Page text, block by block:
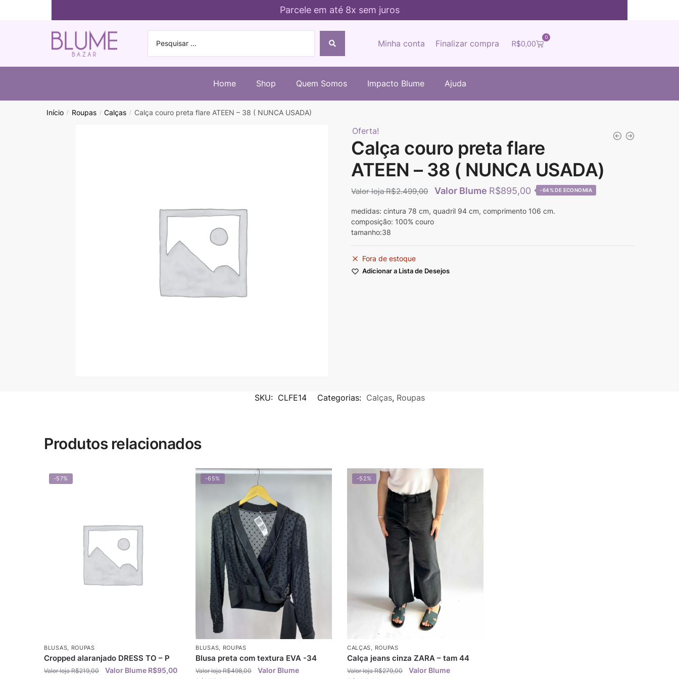
Parcele em até 8x sem juros
R$0,00
0
Minha conta Finalizar compra
Home Shop Quem Somos Impacto Blume Ajuda
Início / Roupas / Calças / Calça couro preta flare ATEEN – 38 ( NUNCA USADA)
Oferta!
Calça couro preta flare
ATEEN – 38 ( NUNCA USADA)
R$2.499,00 R$895,00 -64%
medidas: cintura 78 cm, quadril 94 cm, comprimento 106 cm.
composição: 100% couro
tamanho:38
Fora de estoque
Adicionar a Lista de Desejos
SKU: CLFE14 Categorias: Calças, Roupas
Produtos relacionados
-57%
BLUSAS ROUPAS
Cropped alaranjado DRESS TO – P
R$219,00 R$95,00
-65%
BLUSAS ROUPAS
Blusa preta com textura EVA -34
R$498,00
-52%
CALÇAS ROUPAS
Calça jeans cinza ZARA – tam 44
R$279,00